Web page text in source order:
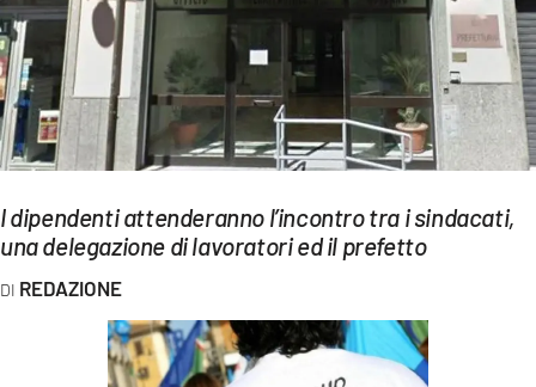
EVENTI
SPORT
Streaming
LAC NETWORK
I dipendenti attenderanno l’incontro tra i sindacati,
una delegazione di lavoratori ed il prefetto
REDAZIONE